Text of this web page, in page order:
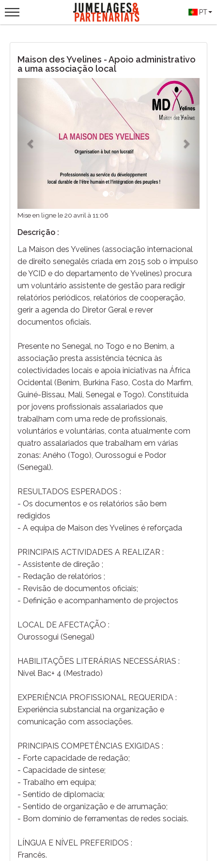
PT
Maison des Yvelines - Apoio administrativo
a uma associação local
Previous Next
Mise en ligne le 20 avril à 11:06
Descrição :
La Maison des Yvelines (associação internacional
de direito senegalês criada em 2015 sob o impulso
de YCID e do departamento de Yvelines) procura
um voluntário assistente de gestão para redigir
relatórios periódicos, relatórios de cooperação,
gerir a agenda do Diretor Geral e rever
documentos oficiais.
Presente no Senegal, no Togo e no Benim, a
associação presta assistência técnica às
colectividades locais e apoia iniciativas na África
Ocidental (Benim, Burkina Faso, Costa do Marfim,
Guiné-Bissau, Mali, Senegal e Togo). Constituída
por jovens profissionais assalariados que
trabalham com uma rede de profissionais,
voluntários e voluntárias, conta atualmente com
quatro assalariados que trabalham em várias
zonas: Aného (Togo), Ourossogui e Podor
(Senegal).
RESULTADOS ESPERADOS :
- Os documentos e os relatórios são bem
redigidos
- A equipa de Maison des Yvelines é reforçada
PRINCIPAIS ACTIVIDADES A REALIZAR :
- Assistente de direção ;
- Redação de relatórios ;
- Revisão de documentos oficiais;
- Definição e acompanhamento de projectos
LOCAL DE AFECTAÇÃO :
Ourossogui (Senegal)
HABILITAÇÕES LITERÁRIAS NECESSÁRIAS :
Nível Bac+ 4 (Mestrado)
EXPERIÊNCIA PROFISSIONAL REQUERIDA :
Experiência substancial na organização e
comunicação com associações.
PRINCIPAIS COMPETÊNCIAS EXIGIDAS :
- Forte capacidade de redação;
- Capacidade de síntese;
- Trabalho em equipa;
- Sentido de diplomacia;
- Sentido de organização e de arrumação;
- Bom domínio de ferramentas de redes sociais.
LÍNGUA E NÍVEL PREFERIDOS :
Francês.